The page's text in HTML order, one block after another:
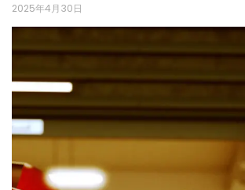
2025年4月30日